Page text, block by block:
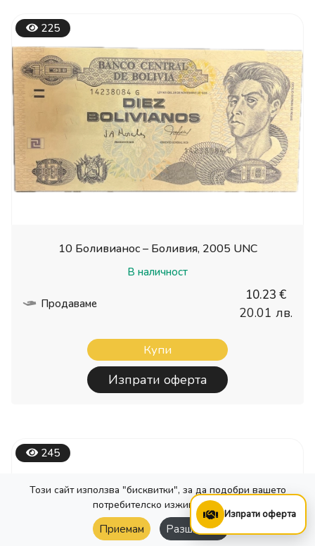
225
10 Боливианос – Боливия, 2005 UNC
В наличност
Продаваме
10.23 €
20.01 лв.
Купи
Изпрати оферта
245
Изчисти Филтъра
Изпрати оферта
Този сайт използва "бисквитки", за да подобри вашето
потребителско изживяване.
Приемам Разширени